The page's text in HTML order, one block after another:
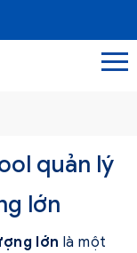
quản lý
lớn
lớn là một